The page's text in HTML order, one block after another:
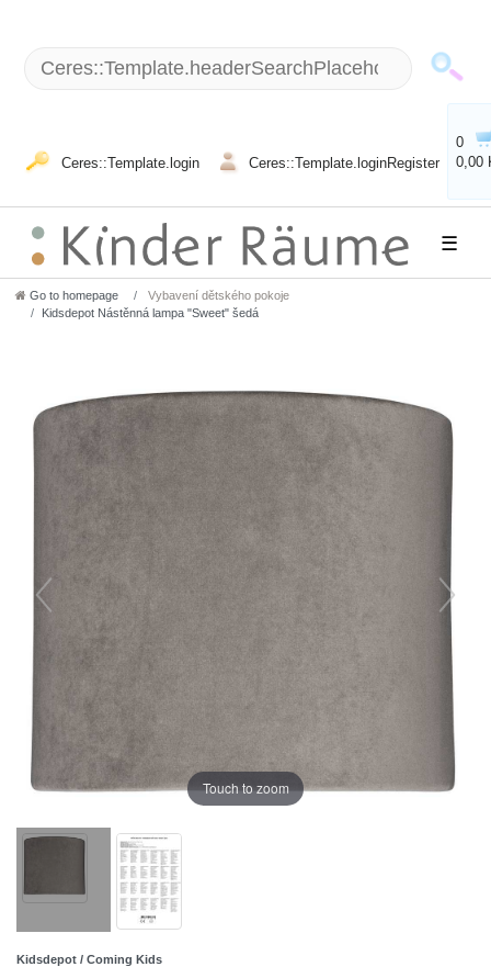
Ceres::Template.login Ceres::Template.loginRegister
0
0,00
☰
Go to homepage
Vybavení dětského pokoje
Kidsdepot Nástěnná lampa "Sweet" šedá
Touch to zoom
Kidsdepot / Coming Kids